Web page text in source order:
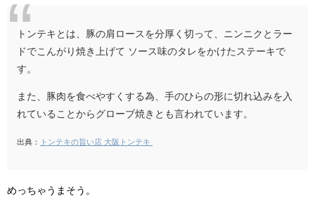
トンテキとは、豚の肩ロースを分厚く切って、ニンニクとラー
ドでこんがり焼き上げて ソース味のタレをかけたステーキで
す。
また、豚肉を食べやすくする為、手のひらの形に切れ込みを入
れていることからグローブ焼きとも言われています。
出典： トンテキの旨い店 大阪トンテキ
めっちゃうまそう。